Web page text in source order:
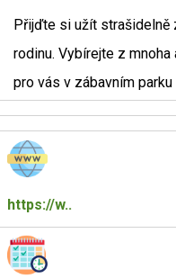
Přijďte si užít strašidelně
rodinu. Vybírejte z
pro vás v zábavním parku
https://w..